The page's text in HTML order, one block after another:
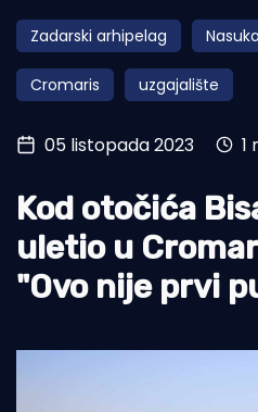
Obala
Otoci
Turizam i nautika
Pomorstvo
Ekologija
Tradicija i kultura
Zadarski arhipelag
Cromaris uzgajalište
05 listopada 2023 1
Kod otočića
uletio u
"Ovo nije prvi